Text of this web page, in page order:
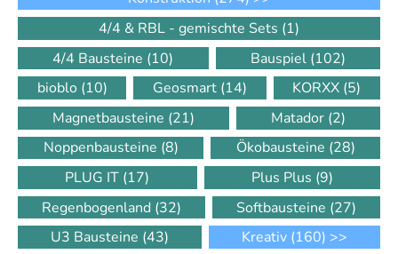
4/4 & RBL - gemischte Sets (1)
4/4 Bausteine (10) Bauspiel (102)
bioblo (10) Geosmart (14) KORXX (5)
Magnetbausteine (21) Matador (2)
Noppenbausteine (8) Ökobausteine (28)
PLUG IT (17) Plus Plus (9)
Regenbogenland (32) Softbausteine (27)
U3 Bausteine (43) Kreativ (160) >>